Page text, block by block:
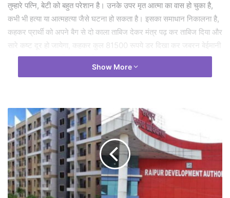
तुम्हारे पत्नि, बेटी को बहुत परेशान है। उनके उपर मृत आत्मा का वास हो चुका है,
कभी भी हत्या या आत्महत्या जैसे घटना हो सकता है। इसका समाधान निकालना है,
कहकर प्रार्थी को अपने बैग से दो काला ताबिज देकर मंत्र पढ़ कर ताबिज दिया और
सारे कष्ट दूर हो जायेगा, कहकर कुल 81500 रूपये डर दिखा कर जबरन बेईमानी
पूर्वक ठगी किया प्रार्थी को दुसरे दिन पुन: फोन पर 80 हजार नगद और 5 किलो
मिठाई, घर से चावल सिन्दर, सोने के गहना लेकर आने की मांग किये थे।
ईब्राहिम अली पिता असलम अली निवासी चाटीडिह ईरानी मोहल्ला थाना सरकण्डा
जिला बिलासपुर 2. तालिब हुसैन पिता युसूफ अली निवासी उरगा थाना उरगा जिला
कोरबा 3. नजर हुसैन पिता युसूफ अली निवासी राजीव गांधी नगर मि_ूमोडा
रायगढ़ थाना जुटमिल जिला रायगढ़ को गिरफ्तार किया गया। आरोपी तालिब हुसेन
के कब्जे 21 हजार रूपये, 1 नग वीओ मोबाईल, एक मारूती कार, नीले सफेद लाल
रंग का नकली पत्थर 105 नग ताबीज बील्ला 20 नग, नुकीला कील 20 नग,
आरोपी नजर हुसेन की कब्जे से नगद 20 हजार रूपये, एक नग विवो मोबाईल, पेन
Show More